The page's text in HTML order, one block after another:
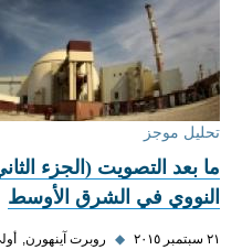
تحليل موجز
ما بعد التصويت (الجزء
النووي في الشرق الأوسط
٢١ سبتمبر ٢٠١٥ ◆ روبرت آينهورن